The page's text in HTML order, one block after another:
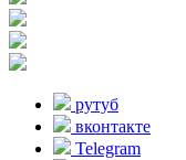
рутуб
вконтакте
Telegram